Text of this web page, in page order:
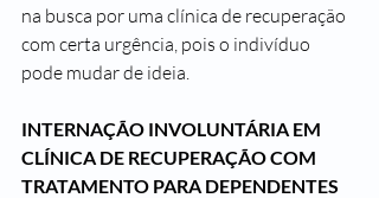
na busca por uma clínica de recuperação
com certa urgência, pois o indivíduo
pode mudar de ideia.
INTERNAÇÃO INVOLUNTÁRIA EM
CLÍNICA DE RECUPERAÇÃO COM
TRATAMENTO PARA DEPENDENTES